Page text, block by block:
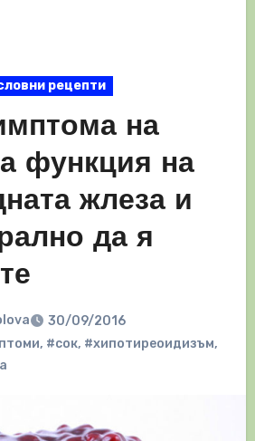
рецепти
на
функция на
жлеза и
да я
30/09/2016
, #сок, #хипотиреоидизъм,